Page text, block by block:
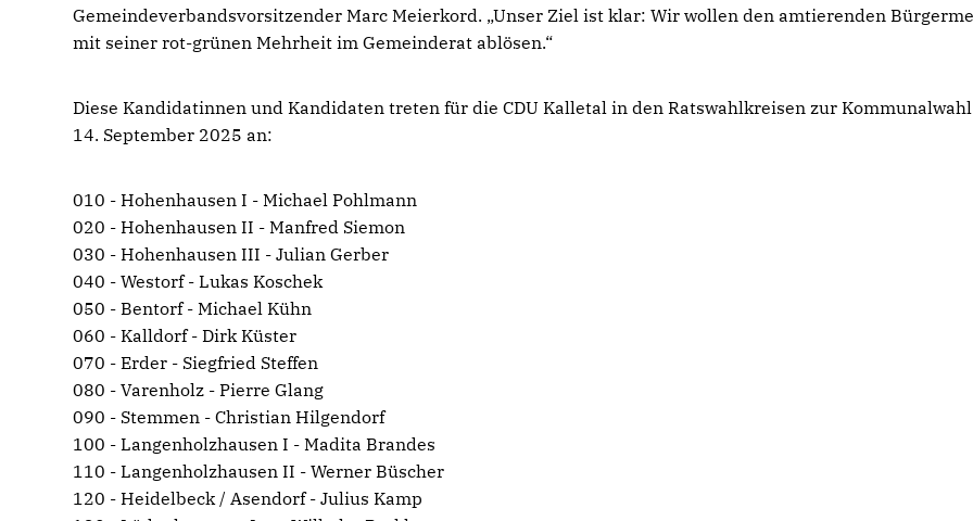
Gemeindeverbandsvorsitzender Marc Meierkord. „Unser Ziel ist klar: Wir wollen den amtierenden
mit seiner rot-grünen Mehrheit im Gemeinderat ablösen.“
Diese Kandidatinnen und Kandidaten treten für die CDU Kalletal in den Ratswahlkreisen zur
14. September 2025 an:
010 - Hohenhausen I - Michael Pohlmann
020 - Hohenhausen II - Manfred Siemon
030 - Hohenhausen III - Julian Gerber
040 - Westorf - Lukas Koschek
050 - Bentorf - Michael Kühn
060 - Kalldorf - Dirk Küster
070 - Erder - Siegfried Steffen
080 - Varenholz - Pierre Glang
090 - Stemmen - Christian Hilgendorf
100 - Langenholzhausen I - Madita Brandes
110 - Langenholzhausen II - Werner Büscher
120 - Heidelbeck / Asendorf - Julius Kamp